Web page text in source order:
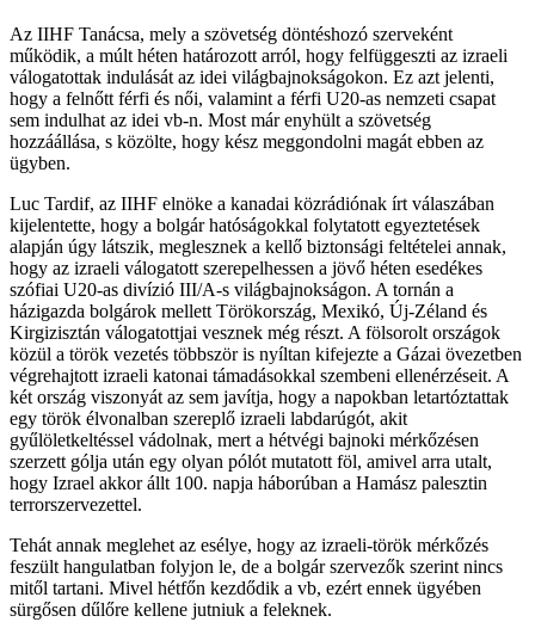
Az IIHF Tanácsa, mely a szövetség döntéshozó szerveként
működik, a múlt héten határozott arról, hogy felfüggeszti az izraeli
válogatottak indulását az idei világbajnokságokon. Ez azt jelenti,
hogy a felnőtt férfi és női, valamint a férfi U20-as nemzeti csapat
sem indulhat az idei vb-n. Most már enyhült a szövetség
hozzáállása, s közölte, hogy kész meggondolni magát ebben az
ügyben.
Luc Tardif, az IIHF elnöke a kanadai közrádiónak írt válaszában
kijelentette, hogy a bolgár hatóságokkal folytatott egyeztetések
alapján úgy látszik, meglesznek a kellő biztonsági feltételei annak,
hogy az izraeli válogatott szerepelhessen a jövő héten esedékes
szófiai U20-as divízió III/A-s világbajnokságon. A tornán a
házigazda bolgárok mellett Törökország, Mexikó, Új-Zéland és
Kirgizisztán válogatottjai vesznek még részt. A fölsorolt országok
közül a török vezetés többször is nyíltan kifejezte a Gázai övezetben
végrehajtott izraeli katonai támadásokkal szembeni ellenérzéseit. A
két ország viszonyát az sem javítja, hogy a napokban letartóztattak
egy török élvonalban szereplő izraeli labdarúgót, akit
gyűlöletkeltéssel vádolnak, mert a hétvégi bajnoki mérkőzésen
szerzett gólja után egy olyan pólót mutatott föl, amivel arra utalt,
hogy Izrael akkor állt 100. napja háborúban a Hamász palesztin
terrorszervezettel.
Tehát annak meglehet az esélye, hogy az izraeli-török mérkőzés
feszült hangulatban folyjon le, de a bolgár szervezők szerint nincs
mitől tartani. Mivel hétfőn kezdődik a vb, ezért ennek ügyében
sürgősen dűlőre kellene jutniuk a feleknek.